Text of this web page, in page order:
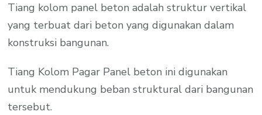
Tiang kolom panel beton adalah struktur vertikal
yang terbuat dari beton yang digunakan dalam
konstruksi bangunan.
Tiang Kolom Pagar Panel beton ini digunakan
untuk mendukung beban struktural dari bangunan
tersebut.